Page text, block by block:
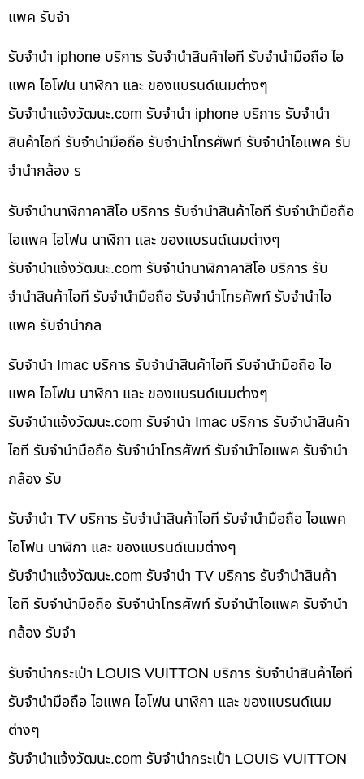
แพค รับจำ
รับจำนำ iphone บริการ รับจำนำสินค้าไอที รับจำนำมือถือ ไอ
แพค ไอโฟน นาฬิกา และ ของแบรนด์เนมต่างๆ
รับจํานําแจ้งวัฒนะ.com รับจำนำ iphone บริการ รับจำนำ
สินค้าไอที รับจำนำมือถือ รับจำนำโทรศัพท์ รับจำนำไอแพค รับ
จำนำกล้อง ร
รับจำนำนาฬิกาคาสิโอ บริการ รับจำนำสินค้าไอที รับจำนำมือถือ
ไอแพค ไอโฟน นาฬิกา และ ของแบรนด์เนมต่างๆ
รับจํานําแจ้งวัฒนะ.com รับจำนำนาฬิกาคาสิโอ บริการ รับ
จำนำสินค้าไอที รับจำนำมือถือ รับจำนำโทรศัพท์ รับจำนำไอ
แพค รับจำนำกล
รับจำนำ Imac บริการ รับจำนำสินค้าไอที รับจำนำมือถือ ไอ
แพค ไอโฟน นาฬิกา และ ของแบรนด์เนมต่างๆ
รับจํานําแจ้งวัฒนะ.com รับจำนำ Imac บริการ รับจำนำสินค้า
ไอที รับจำนำมือถือ รับจำนำโทรศัพท์ รับจำนำไอแพค รับจำนำ
กล้อง รับ
รับจำนำ TV บริการ รับจำนำสินค้าไอที รับจำนำมือถือ ไอแพค
ไอโฟน นาฬิกา และ ของแบรนด์เนมต่างๆ
รับจํานําแจ้งวัฒนะ.com รับจำนำ TV บริการ รับจำนำสินค้า
ไอที รับจำนำมือถือ รับจำนำโทรศัพท์ รับจำนำไอแพค รับจำนำ
กล้อง รับจำ
รับจำนำกระเป๋า LOUIS VUITTON บริการ รับจำนำสินค้าไอที
รับจำนำมือถือ ไอแพค ไอโฟน นาฬิกา และ ของแบรนด์เนม
ต่างๆ
รับจํานําแจ้งวัฒนะ.com รับจำนำกระเป๋า LOUIS VUITTON